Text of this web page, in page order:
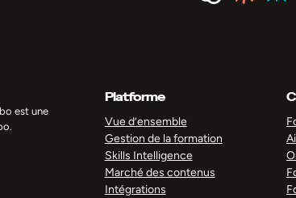
est une
Platforme
Vue d’ensemble
Gestion de la formation
Skills Intelligence
Marché des contenus
Intégrations